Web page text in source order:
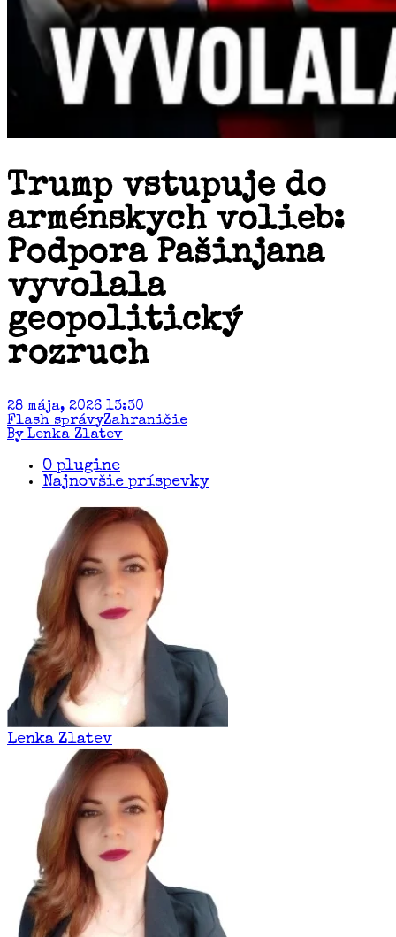
Trump vstupuje do
arménskych volieb:
Podpora Pašinjana
vyvolala
geopolitický
rozruch
28 mája, 2026 13:30
Flash správyZahraničie
By Lenka Zlatev
O plugine
Najnovšie príspevky
Lenka Zlatev